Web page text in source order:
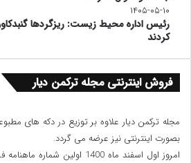
۱۴۰۵-۰۵-۱۰
کردند
فروش اینترنتی مجله ترکمن دیار
مجله ترکمن دیار علاوه بر توزیع در دکه های
بصورت اینترنتی نیز عرضه می گردد.‌
امروز اول اسفند ماه 1400